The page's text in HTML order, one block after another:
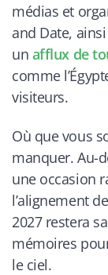
médias et
and Date,
un afflux de
comme
visiteurs.
Où que vous
manquer. Au-
une occasion
l’alignement
2027 restera
mémoires
le ciel.